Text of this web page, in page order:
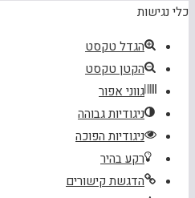
כלי נגישות
הגדל טקסט
הקטן טקסט
גווני אפור
ניגודיות גבוהה
ניגודיות הפוכה
רקע בהיר
הדגשת קישורים